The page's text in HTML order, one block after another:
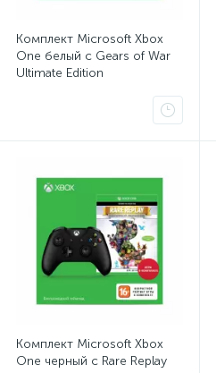
Комплект Microsoft Xbox
One белый с Gears of War
Ultimate Edition
Комплект Microsoft Xbox
One черный с Rare Replay